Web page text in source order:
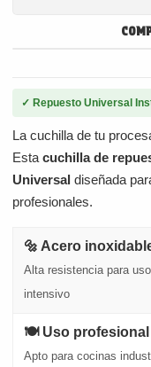
✓ Repuesto Universal
La cuchilla de tu
Esta cuchilla de
Universal diseñada
profesionales.
🔩 Acero
Alta resistencia para uso
intensivo
🍽 Uso profesional
Apto para cocinas